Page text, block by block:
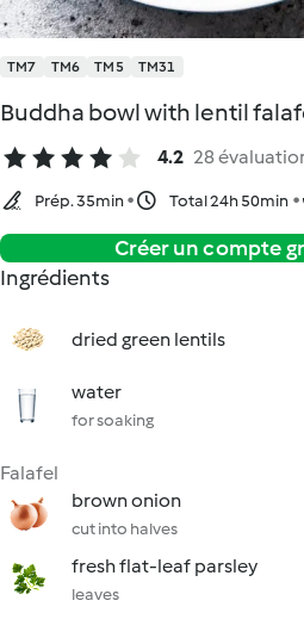
TM7 TM6 TM5 TM31
Buddha bowl with lentil
4.2 28
Prép. 35min Total 24h 50min
Créer un compte
Ingrédients
dried green lentils
water
for soaking
Falafel
brown onion
cut into halves
fresh flat-leaf parsley
leaves